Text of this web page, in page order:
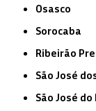
Osasco
Sorocaba
Ribeirão
São José
São José